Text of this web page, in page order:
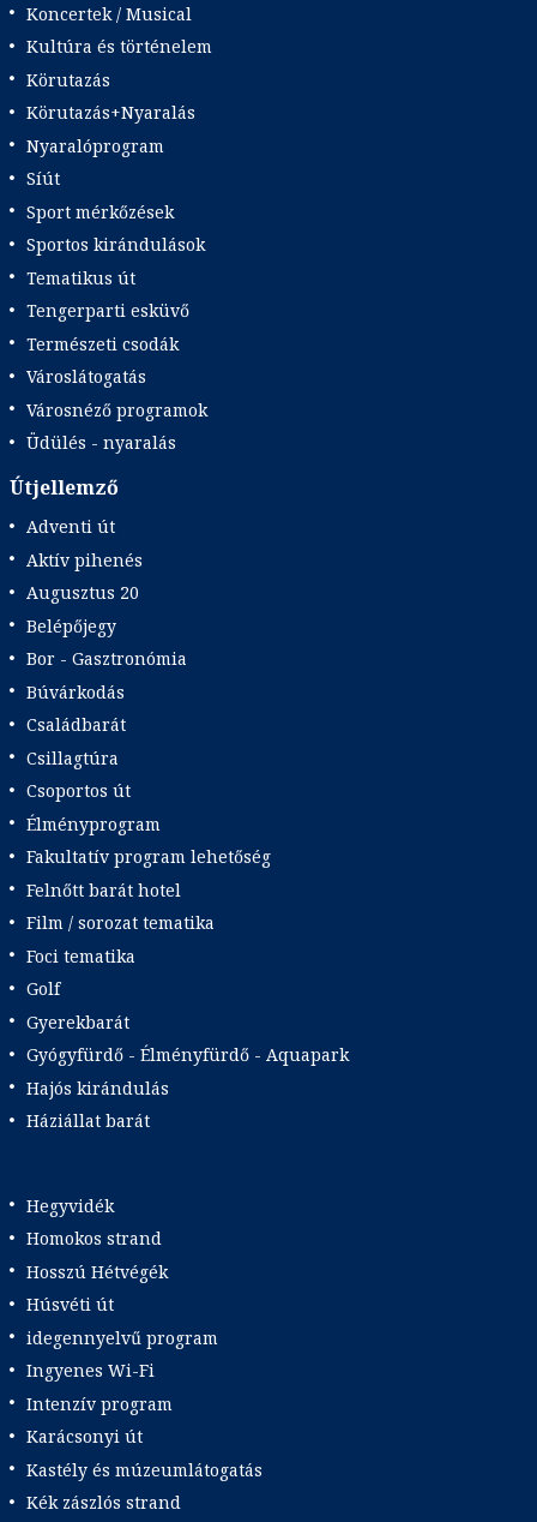
Koncertek / Musical
Kultúra és történelem
Körutazás
Körutazás+Nyaralás
Nyaralóprogram
Síút
Sport mérkőzések
Sportos kirándulások
Tematikus út
Tengerparti esküvő
Természeti csodák
Városlátogatás
Városnéző programok
Üdülés - nyaralás
Útjellemző
Adventi út
Aktív pihenés
Augusztus 20
Belépőjegy
Bor - Gasztronómia
Búvárkodás
Családbarát
Csillagtúra
Csoportos út
Élményprogram
Fakultatív program lehetőség
Felnőtt barát hotel
Film / sorozat tematika
Foci tematika
Golf
Gyerekbarát
Gyógyfürdő - Élményfürdő - Aquapark
Hajós kirándulás
Háziállat barát
Hegyvidék
Homokos strand
Hosszú Hétvégék
Húsvéti út
idegennyelvű program
Ingyenes Wi-Fi
Intenzív program
Karácsonyi út
Kastély és múzeumlátogatás
Kék zászlós strand